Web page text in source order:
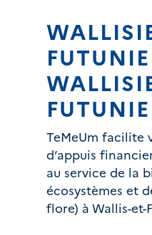
TeMeUm facilite
d’appuis
au service de la
écosystèmes et
flore) à Wallis-et-